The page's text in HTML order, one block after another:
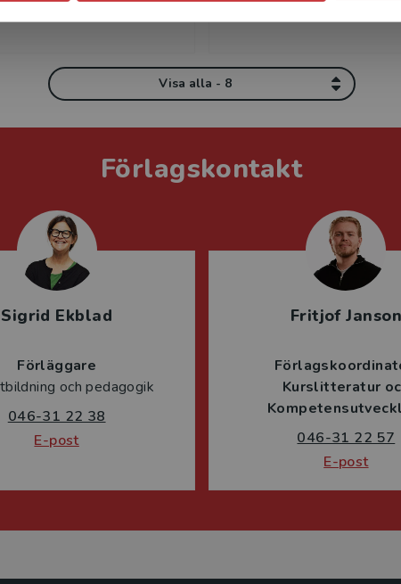
Visa alla - 8
Förlagskontakt
Sigrid Ekblad
Förläggare
och pedagogik
046-31 22 38
E-post
Fritjof Janson
Kurslitteratur
046-31 22 57
E-post